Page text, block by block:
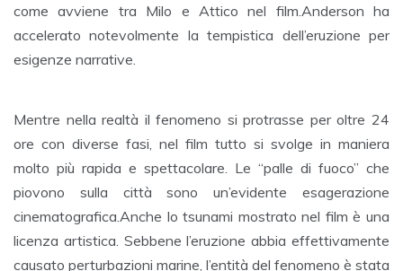
come avviene tra Milo e Attico nel film.Anderson ha
accelerato notevolmente la tempistica dell’eruzione per
esigenze narrative.
Mentre nella realtà il fenomeno si protrasse per oltre 24
ore con diverse fasi, nel film tutto si svolge in maniera
molto più rapida e spettacolare. Le “palle di fuoco” che
piovono sulla città sono un’evidente esagerazione
cinematografica.Anche lo tsunami mostrato nel film è una
licenza artistica. Sebbene l’eruzione abbia effettivamente
causato perturbazioni marine, l’entità del fenomeno è stata